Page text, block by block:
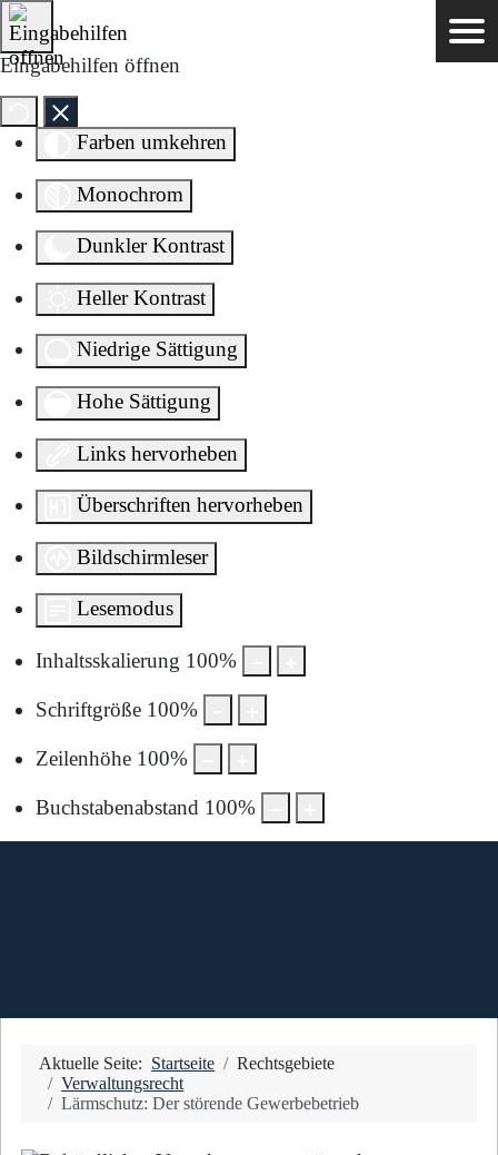
Eingabehilfen öffnen
Farben umkehren
Monochrom
Dunkler Kontrast
Heller Kontrast
Niedrige Sättigung
Hohe Sättigung
Links hervorheben
Überschriften hervorheben
Bildschirmleser
Lesemodus
Inhaltsskalierung 100%
Schriftgröße 100%
Zeilenhöhe 100%
Buchstabenabstand 100%
Direkt zum Inhalt springen
Aktuelle Seite: Startseite
Rechtsgebiete
Verwaltungsrecht
Lärmschutz: Der störende Gewerbebetrieb